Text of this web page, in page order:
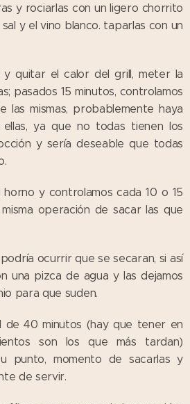
y rociarlas con un ligero chorrito
y el vino blanco. taparlas con un
y quitar el calor del grill, meter la
pasados 15 minutos, controlamos
las mismas, probablemente haya
ya que no todas tienen los
y sería deseable que todas
y controlamos cada 10 o 15
operación de sacar las que
ocurrir que se secaran, si así
una pizca de agua y las dejamos
para que suden.
de 40 minutos (hay que tener en
son los que más tardan)
punto, momento de sacarlas y
de servir.